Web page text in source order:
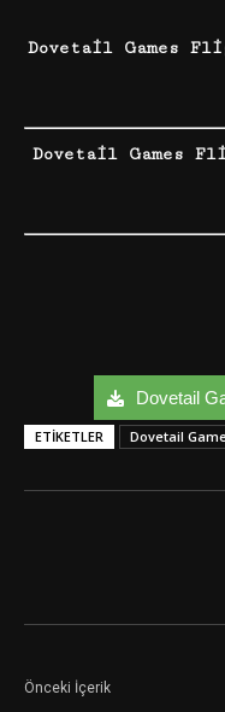
Dovetail Games
Dovetail Games
Dovetail
ETIKETLER Dovetail
Önceki İçerik